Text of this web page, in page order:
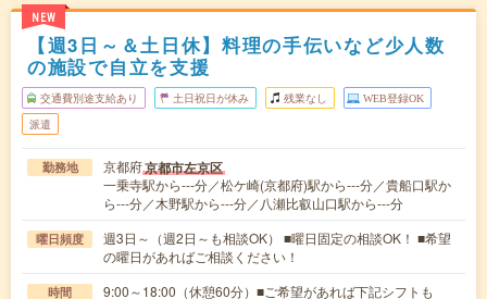
NEW
【週3日～＆土日休】料理の手伝いなど少人数
の施設で自立を支援
交通費別途支給あり 土日祝日が休み 残業なし WEB登録OK
派遣
勤務地 京都府京都市左京区
一乗寺駅から---分／松ケ崎(京都府)駅から---分／貴船口駅か
ら---分／木野駅から---分／八瀬比叡山口駅から---分
曜日頻度
週3日～（週2日～も相談OK） ■曜日固定の相談OK！ ■希望
の曜日があればご相談ください！
時間 9:00～18:00（休憩60分）■ご希望があれば下記シフトも